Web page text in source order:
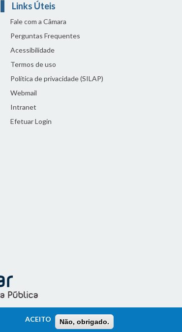
Links Úteis
Fale com a Câmara
Perguntas Frequentes
Acessibilidade
Termos de uso
Política de privacidade (SILAP)
Webmail
Intranet
Efetuar Login
ACEITO Não, obrigado.